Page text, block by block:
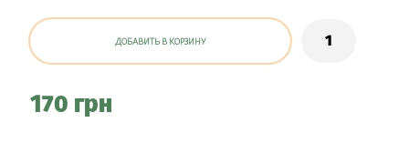
ДОБАВИТЬ В КОРЗИНУ
170 грн